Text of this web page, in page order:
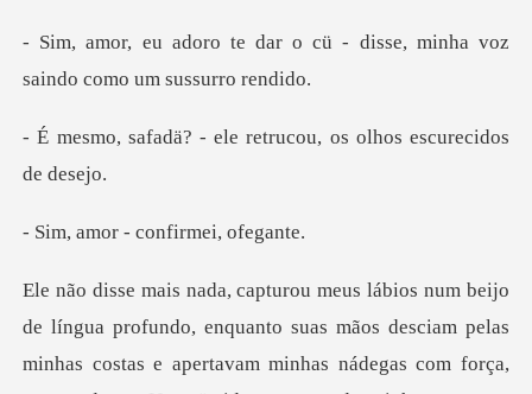
o cü - disse, minha voz
sai
le retrucou, os olhos
- confirme
nquanto suas mãos desciam pelas
minhas costas e apertavam minhas nádegas com